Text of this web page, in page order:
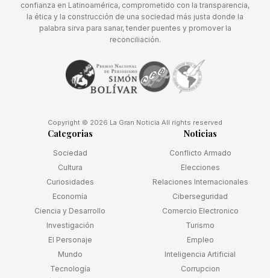
confianza en Latinoamérica, comprometido con la transparencia,
la ética y la construcción de una sociedad más justa donde la
palabra sirva para sanar, tender puentes y promover la
reconciliación.
Copyright © 2026 La Gran Noticia All rights reserved
Categorias
Sociedad
Cultura
Curiosidades
Economía
Ciencia y Desarrollo
Investigación
El Personaje
Mundo
Tecnología
Noticias
Conflicto Armado
Elecciones
Relaciones Internacionales
Ciberseguridad
Comercio Electronico
Turismo
Empleo
Inteligencia Artificial
Corrupcion